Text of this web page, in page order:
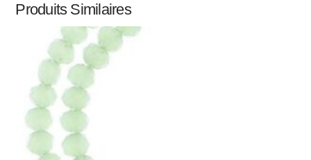
Produits Similaires